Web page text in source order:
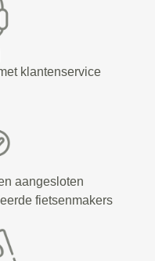
klantenservice
aangesloten
fietsenmakers